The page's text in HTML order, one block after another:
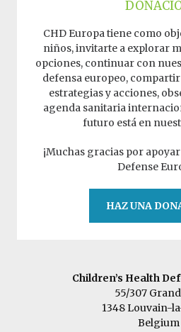
CHD Europa tiene como
niños, invitarte a explorar
opciones, continuar con
defensa europeo,
estrategias y acciones,
agenda sanitaria
futuro está en
¡Muchas gracias por
Defense
HAZ UNA
Children’s Health
55/307
1348 Louvain-
Belgium